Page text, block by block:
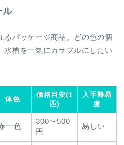
ル
るパッケージ商品。どの色の個
水槽を一気にカラフルにしたい
体色
価格目安(1
匹)
入手難易
度
一色
300〜500
円
易しい